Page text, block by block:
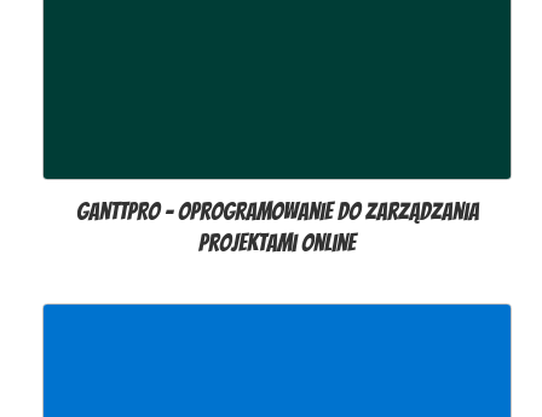
GanttPRO - Oprogramowanie do zarządzania
projektami online